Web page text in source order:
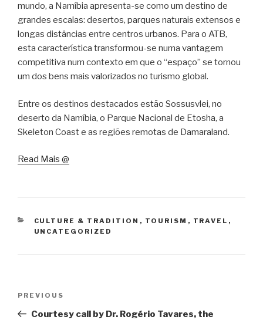
mundo, a Namíbia apresenta-se como um destino de
grandes escalas: desertos, parques naturais extensos e
longas distâncias entre centros urbanos. Para o ATB,
esta característica transformou-se numa vantagem
competitiva num contexto em que o “espaço” se tornou
um dos bens mais valorizados no turismo global.
Entre os destinos destacados estão Sossusvlei, no
deserto da Namíbia, o Parque Nacional de Etosha, a
Skeleton Coast e as regiões remotas de Damaraland.
Read Mais @
CATEGORIES
CULTURE & TRADITION , TOURISM , TRAVEL ,
UNCATEGORIZED
Previous
Post
PREVIOUS
Courtesy call by Dr. Rogério Tavares, the